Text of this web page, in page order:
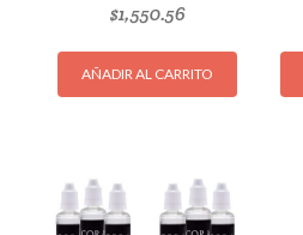
$1,550.56
AÑADIR AL CARRITO